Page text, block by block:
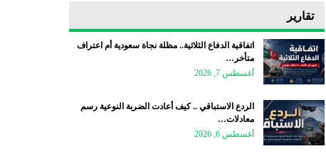
تقارير
اتفاقية الدفاع الثلاثية.. مظلة نجاة سعودية أم اعتراف
متأخر…
أغسطس 7, 2026
الردع الاستباقي .. كيف أعادت الضربة النوعية رسم
معادلات…
أغسطس 6, 2026